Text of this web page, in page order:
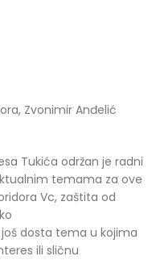
Zvonimir Anđelić
Tukića održan je radni
temama za ove
Vc, zaštita od
dosta tema u kojima
ili sličnu